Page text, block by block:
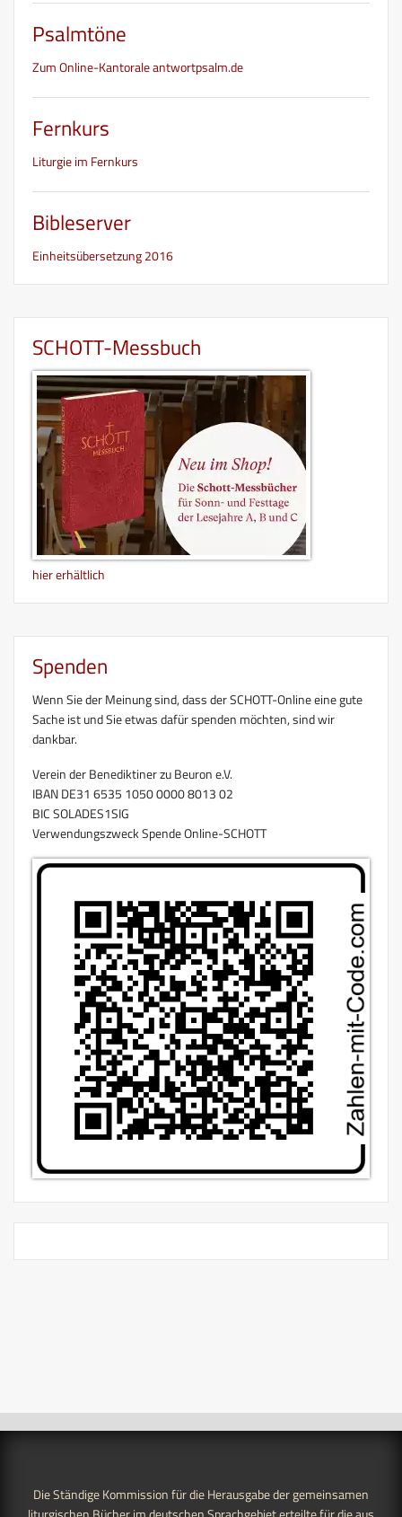
Psalmtöne
Zum Online-Kantorale antwortpsalm.de
Fernkurs
Liturgie im Fernkurs
Bibleserver
Einheitsübersetzung 2016
SCHOTT-Messbuch
hier erhältlich
Spenden
Wenn Sie der Meinung sind, dass der SCHOTT-Online eine gute
Sache ist und Sie etwas dafür spenden möchten, sind wir
dankbar.
Verein der Benediktiner zu Beuron e.V.
IBAN DE31 6535 1050 0000 8013 02
BIC SOLADES1SIG
Verwendungszweck Spende Online-SCHOTT
Die Ständige Kommission für die Herausgabe der gemeinsamen